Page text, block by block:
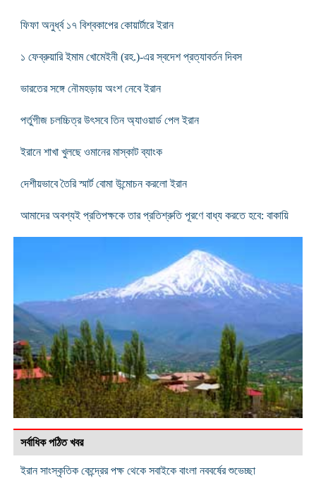
ফিফা অনুর্ধ্ব ১৭ বিশ্বকাপের কোয়ার্টারে ইরান
১ ফেব্রুয়ারি ইমাম খোমেইনী (রহ.)-এর স্বদেশ প্রত্যাবর্তন দিবস
ভারতের সঙ্গে নৌমহড়ায় অংশ নেবে ইরান
পর্তুগীজ চলচ্চিত্র উৎসবে তিন অ্যাওয়ার্ড পেল ইরান
ইরানে শাখা খুলছে ওমানের মাস্কাট ব্যাংক
দেশীয়ভাবে তৈরি স্মার্ট বোমা উন্মোচন করলো ইরান
আমাদের অবশ্যই প্রতিপক্ষকে তার প্রতিশ্রুতি পূরণে বাধ্য করতে হবে: বাকায়ি
সর্বাধিক পঠিত খবর
ইরান সাংস্কৃতিক কেন্দ্রের পক্ষ থেকে সবাইকে বাংলা নববর্ষের শুভেচ্ছা